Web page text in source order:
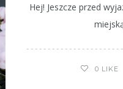
Hej! Jeszcze przed
0 LIKE